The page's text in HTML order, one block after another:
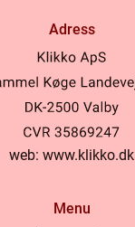
Adress
web: www.klikko.dk
Menu